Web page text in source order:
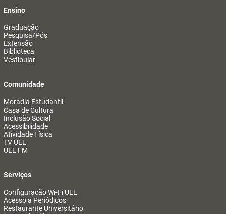
Ensino
Graduação
Pesquisa/Pós
Extensão
Biblioteca
Vestibular
Comunidade
Moradia Estudantil
Casa de Cultura
Inclusão Social
Acessibilidade
Atividade Física
TV UEL
UEL FM
Serviços
Configuração Wi-Fi UEL
Acesso a Periódicos
Restaurante Universitário